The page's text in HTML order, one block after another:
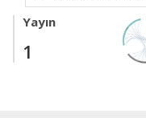
Yayın
1